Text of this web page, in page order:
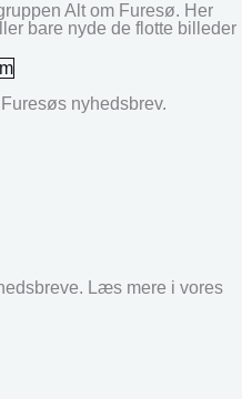
Alt om Furesø. Her
bare nyde de flotte billeder
nyhedsbrev.
Læs mere i vores